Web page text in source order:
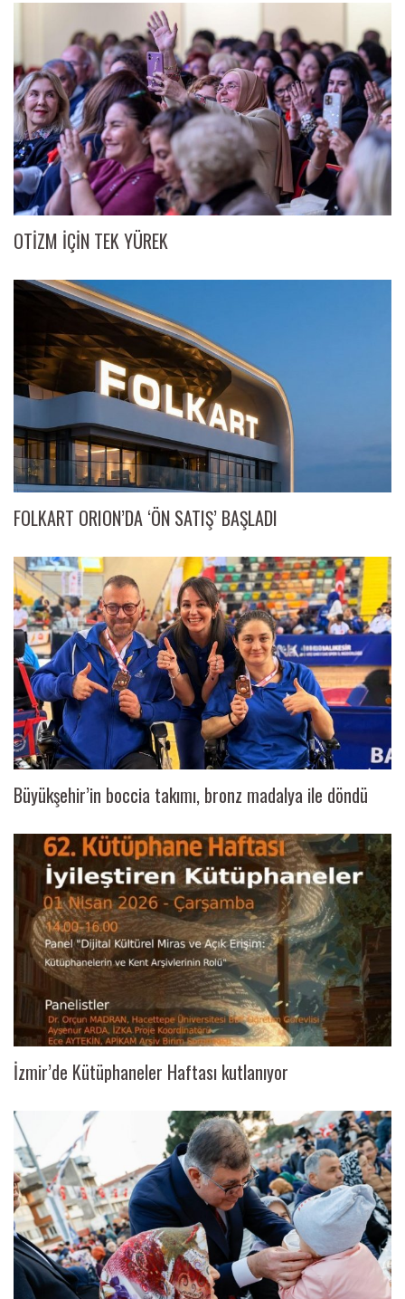
OTİZM İÇİN TEK YÜREK
FOLKART ORION’DA ‘ÖN SATIŞ’ BAŞLADI
Büyükşehir’in boccia takımı, bronz madalya ile döndü
İzmir’de Kütüphaneler Haftası kutlanıyor